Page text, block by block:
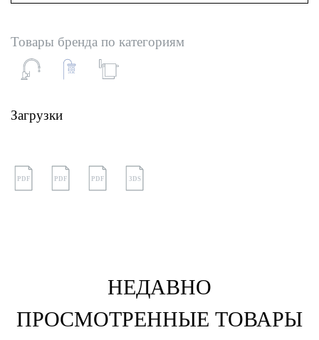
Товары бренда по категориям
Загрузки
PDF PDF PDF 3DS
НЕДАВНО
ПРОСМОТРЕННЫЕ ТОВАРЫ